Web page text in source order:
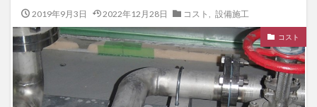
2019年9月3日 2022年12月28日 コスト 設備施工
コスト